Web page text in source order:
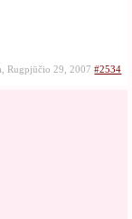
Rugpjūčio 29, 2007#2534